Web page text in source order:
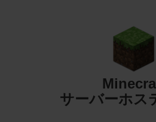
サーバーホス